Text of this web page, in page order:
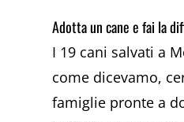
Adotta un cane e fai la
I 19 cani salvati a
come dicevamo,
famiglie pronte a